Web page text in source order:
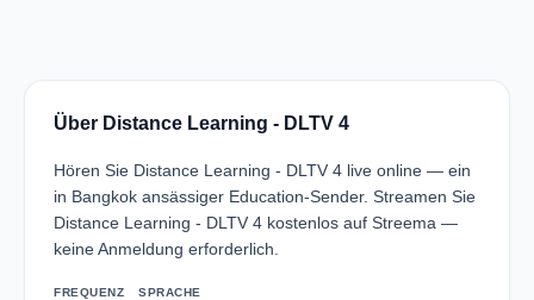
Über Distance Learning - DLTV 4
Hören Sie Distance Learning - DLTV 4 live online — ein
in Bangkok ansässiger Education-Sender. Streamen Sie
Distance Learning - DLTV 4 kostenlos auf Streema —
keine Anmeldung erforderlich.
FREQUENZ SPRACHE